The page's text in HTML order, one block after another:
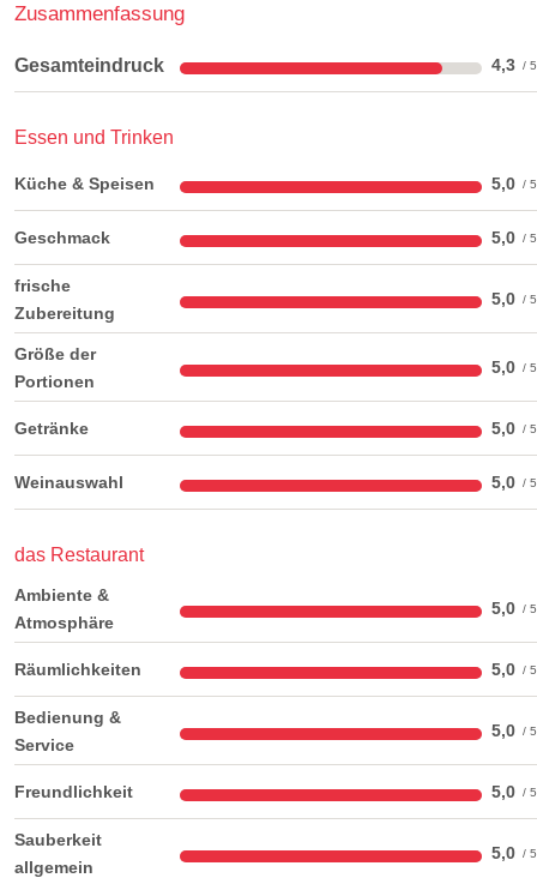
Zusammenfassung
Gesamteindruck 4,3
Essen und Trinken
Küche & Speisen 5,0
Geschmack 5,0
frische
Zubereitung
5,0
Größe der
Portionen
5,0
Getränke 5,0
Weinauswahl 5,0
das Restaurant
Ambiente &
Atmosphäre
5,0
Räumlichkeiten 5,0
Bedienung &
Service
5,0
Freundlichkeit 5,0
Sauberkeit
allgemein
5,0